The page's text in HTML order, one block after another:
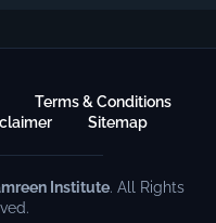
Terms & Conditions
Sitemap
Institute. All Rights